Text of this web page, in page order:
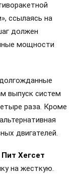
ссылаясь на
должен
мощности
выпуск систем
раза. Кроме
двигателей.
Пит Хегсет
на жесткую.